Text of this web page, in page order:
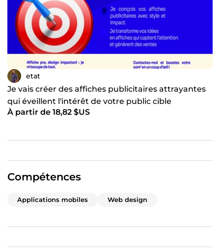
etat
Je vais créer des affiches publicitaires attrayantes
qui éveillent l'intérêt de votre public cible
À partir de 18,82 $US
Compétences
Applications mobiles Web design